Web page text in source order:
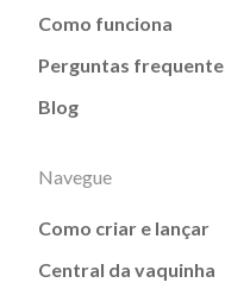
Como funciona
Perguntas
Blog
Navegue
Como criar e lançar
Central da vaquinha